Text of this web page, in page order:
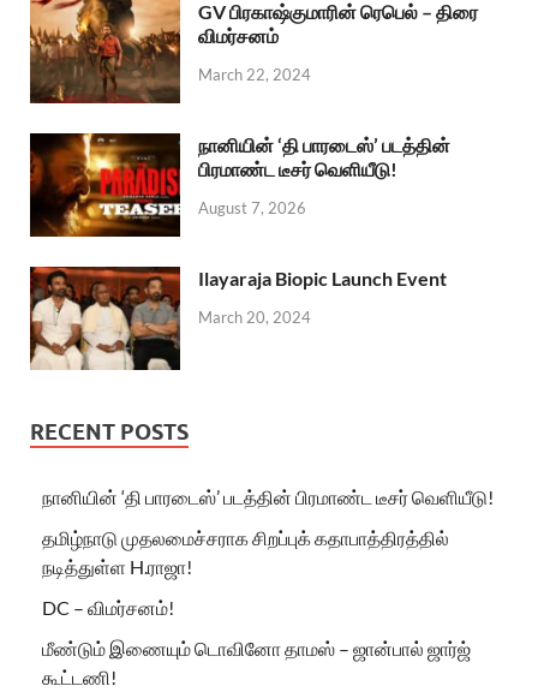
GV பிரகாஷ்குமாரின் ரெபெல் – திரை
விமர்சனம்
March 22, 2024
நானியின் ‘தி பாரடைஸ்’ படத்தின்
பிரமாண்ட டீசர் வெளியீடு!
August 7, 2026
Ilayaraja Biopic Launch Event
March 20, 2024
RECENT POSTS
நானியின் ‘தி பாரடைஸ்’ படத்தின் பிரமாண்ட டீசர் வெளியீடு!
தமிழ்நாடு முதலமைச்சராக சிறப்புக் கதாபாத்திரத்தில்
நடித்துள்ள H.ராஜா!
DC – விமர்சனம்!
மீண்டும் இணையும் டொவினோ தாமஸ் – ஜான்பால் ஜார்ஜ்
கூட்டணி!